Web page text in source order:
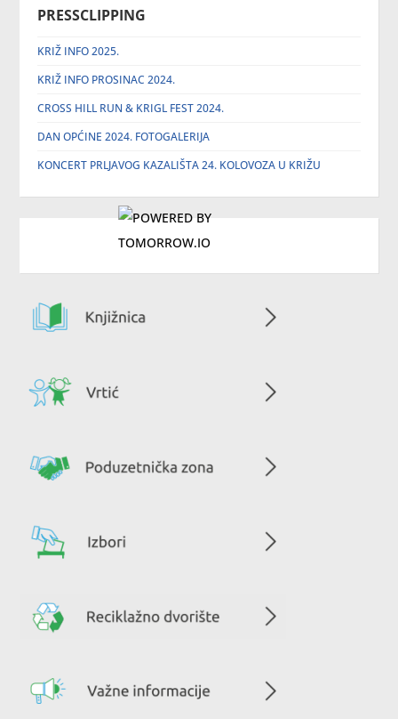
PRESSCLIPPING
KRIŽ INFO 2025.
KRIŽ INFO PROSINAC 2024.
CROSS HILL RUN & KRIGL FEST 2024.
DAN OPĆINE 2024. FOTOGALERIJA
KONCERT PRLJAVOG KAZALIŠTA 24. KOLOVOZA U KRIŽU